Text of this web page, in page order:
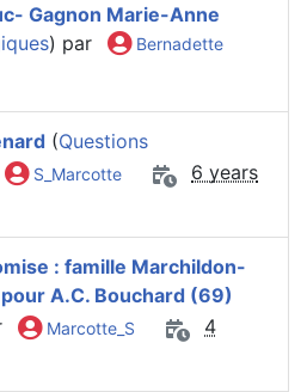
Gagnon Marie-Anne
) par Bernadette
(Questions
S_Marcotte
6 years
: famille Marchildon-
A.C. Bouchard (69)
Marcotte_S
4